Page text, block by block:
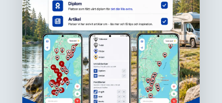
Ojdå!
Den här platsen hittades inte eller kunde
inte läsas in korrekt. Vänligen försök igen
Försök igen